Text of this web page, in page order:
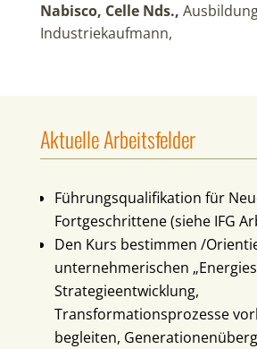
Nabisco, Celle Nds.,
Industriekaufmann,
Aktuelle Arbeitsfelder
Führungsqualifikation für
Fortgeschrittene (siehe IFG
Den Kurs bestimmen /
unternehmerischen
Strategieentwicklung,
Transformationsprozesse
begleiten,